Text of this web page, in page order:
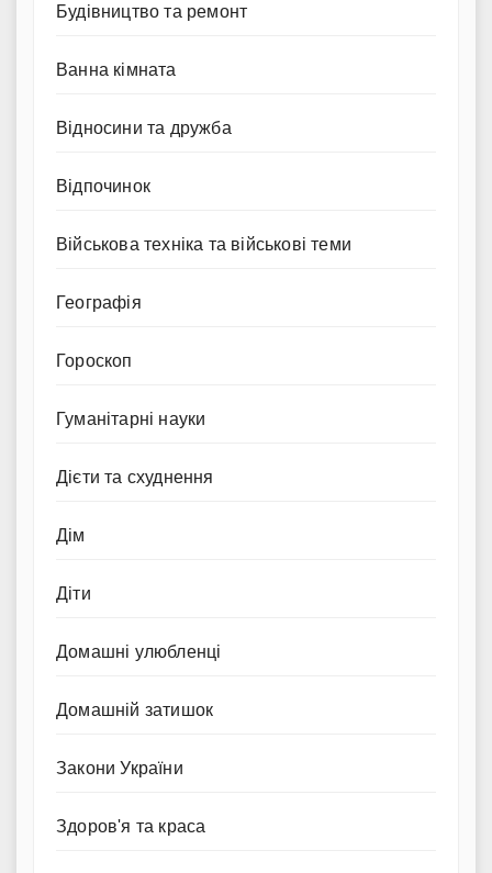
Будівництво та ремонт
Ванна кімната
Відносини та дружба
Відпочинок
Військова техніка та військові теми
Географія
Гороскоп
Гуманітарні науки
Дієти та схуднення
Дім
Діти
Домашні улюбленці
Домашній затишок
Закони України
Здоров'я та краса